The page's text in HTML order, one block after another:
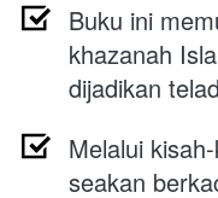
Buku ini
khazanah
dijadikan
Melalui
seakan